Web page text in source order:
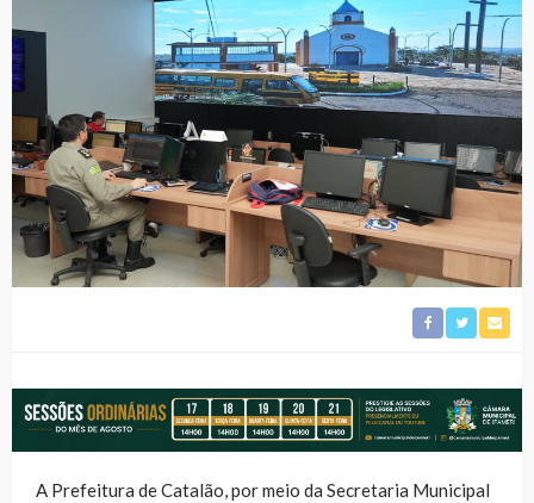
A Prefeitura de Catalão, por meio da Secretaria Municipal